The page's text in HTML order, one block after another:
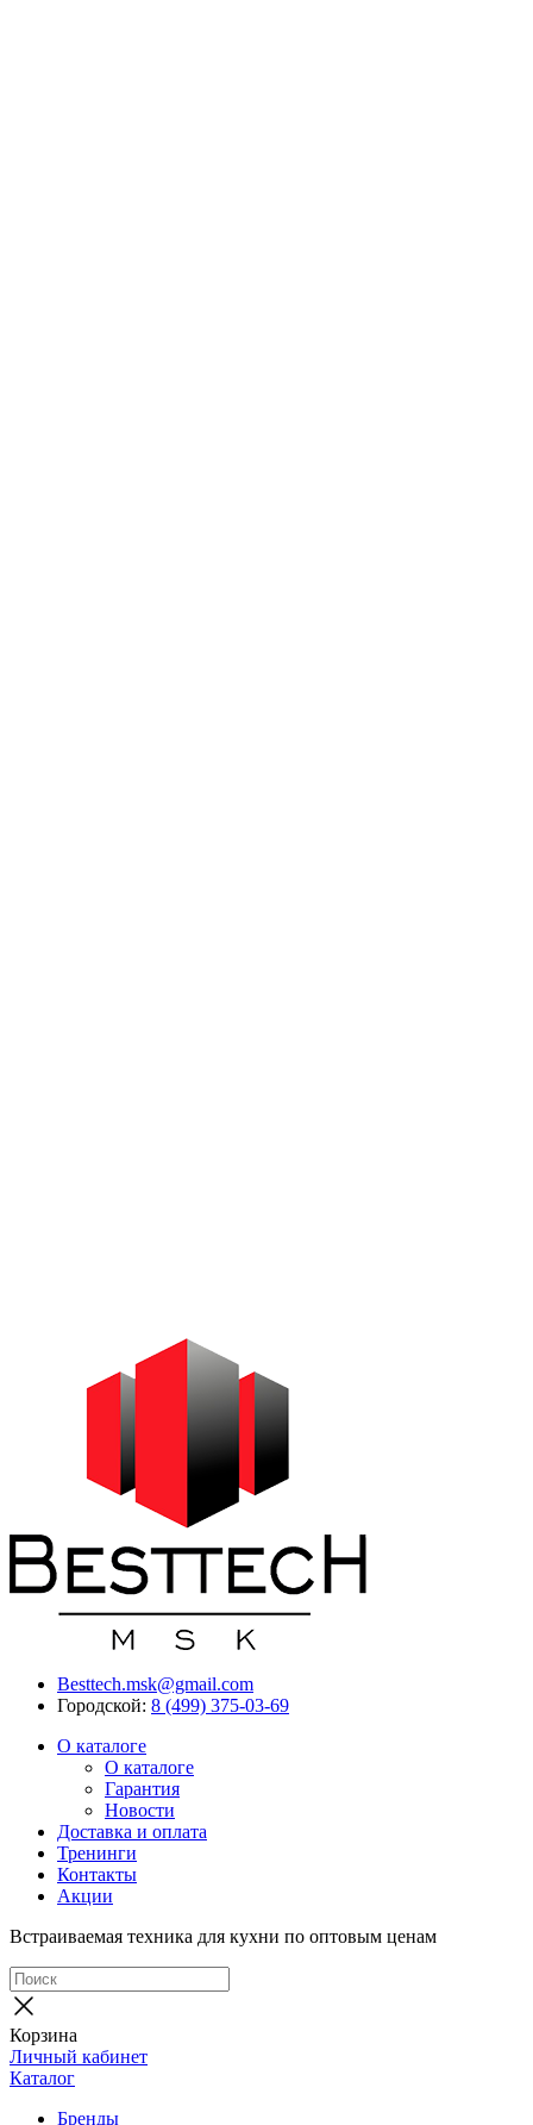
Besttech.msk@gmail.com
Городской: 8 (499) 375-03-69
О каталоге
О каталоге
Гарантия
Новости
Доставка и оплата
Тренинги
Контакты
Акции
Встраиваемая техника для кухни по оптовым ценам
Корзина
Личный кабинет
Каталог
Бренды